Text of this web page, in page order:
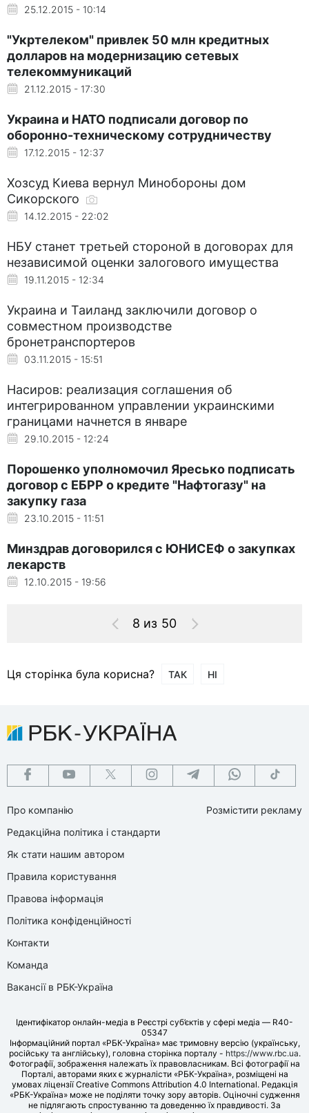
25.12.2015 - 10:14
"Укртелеком" привлек 50 млн кредитных
долларов на модернизацию сетевых
телекоммуникаций
21.12.2015 - 17:30
Украина и НАТО подписали договор по
оборонно-техническому сотрудничеству
17.12.2015 - 12:37
Хозсуд Киева вернул Минобороны дом
Сикорского
14.12.2015 - 22:02
НБУ станет третьей стороной в договорах для
независимой оценки залогового имущества
19.11.2015 - 12:34
Украина и Таиланд заключили договор о
совместном производстве
бронетранспортеров
03.11.2015 - 15:51
Насиров: реализация соглашения об
интегрированном управлении украинскими
границами начнется в январе
29.10.2015 - 12:24
Порошенко уполномочил Яресько подписать
договор с ЕБРР о кредите "Нафтогазу" на
закупку газа
23.10.2015 - 11:51
Минздрав договорился с ЮНИСЕФ о закупках
лекарств
12.10.2015 - 19:56
8 из 50
Ця сторінка була корисна? ТАК НІ
Про компанію
Редакційна політика і стандарти
Як стати нашим автором
Правила користування
Правова інформація
Політика конфіденційності
Контакти
Команда
Вакансії в РБК-Україна
Розмістити рекламу
Ідентифікатор онлайн-медіа в Реєстрі суб’єктів у сфері медіа — R40-
05347
Інформаційний портал «РБК-Україна» має тримовну версію (українську,
російську та англійську), головна сторінка порталу - https://www.rbc.ua.
Фотографії, зображення належать їх правовласникам. Всі фотографії на
Порталі, авторами яких є журналісти «РБК-Україна», розміщені на
умовах ліцензії Creative Commons Attribution 4.0 International. Редакція
«РБК-Україна» може не поділяти точку зору авторів. Оціночні судження
не підлягають спростуванню та доведенню їх правдивості. За